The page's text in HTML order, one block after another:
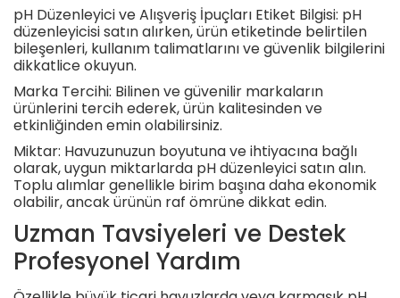
pH Düzenleyici ve Alışveriş İpuçları Etiket Bilgisi: pH
düzenleyicisi satın alırken, ürün etiketinde belirtilen
bileşenleri, kullanım talimatlarını ve güvenlik bilgilerini
dikkatlice okuyun.
Marka Tercihi: Bilinen ve güvenilir markaların
ürünlerini tercih ederek, ürün kalitesinden ve
etkinliğinden emin olabilirsiniz.
Miktar: Havuzunuzun boyutuna ve ihtiyacına bağlı
olarak, uygun miktarlarda pH düzenleyici satın alın.
Toplu alımlar genellikle birim başına daha ekonomik
olabilir, ancak ürünün raf ömrüne dikkat edin.
Uzman Tavsiyeleri ve Destek
Profesyonel Yardım